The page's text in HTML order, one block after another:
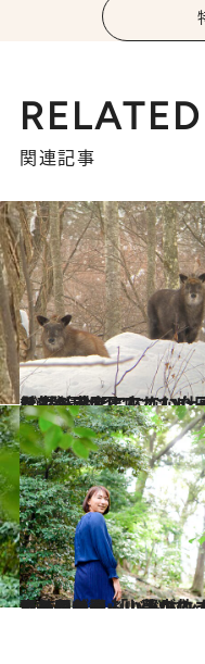
関連記事
2023.6.3
希望の座席に座れない日は “登園拒否”していた子どもが 今ここにない仕事を生み出すまで
ライフスタイル
2022.12.18
小椋久美子、山登りのご褒美はお酒 「バドミントンと同じくらい夢中に なれたのが登山。山が救ってくれた」
ライフスタイル